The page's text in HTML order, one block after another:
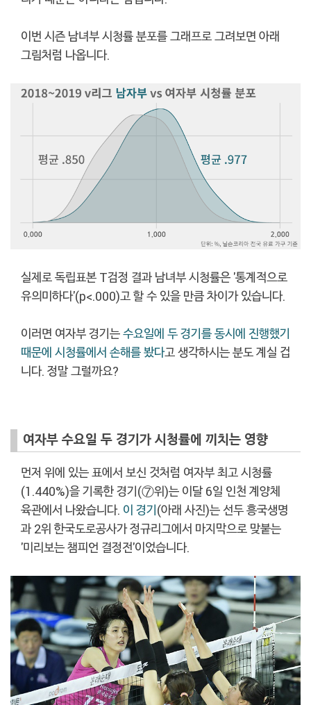
이번 시즌 남녀부 시청률 분포를 그래프로 그려보면 아래
그림처럼 나옵니다.
실제로 독립표본 T검정 결과 남녀부 시청률은 '통계적으로
유의미하다'(p<.000)고 할 수 있을 만큼 차이가 있습니다.
이러면 여자부 경기는수요일에 두 경기를 동시에 진행했기
때문에 시청률에서 손해를 봤다고 생각하시는 분도 계실 겁
니다. 정말 그럴까요?
여자부 수요일 두 경기가 시청률에 끼치는 영향
먼저 위에 있는 표에서 보신 것처럼 여자부 최고 시청률
(1.440%)을 기록한 경기(⑦위)는 이달 6일 인천 계양체
육관에서 나왔습니다. 이 경기(아래 사진)는 선두 흥국생명
과 2위 한국도로공사가 정규리그에서 마지막으로 맞붙는
'미리보는 챔피언 결정전'이었습니다.